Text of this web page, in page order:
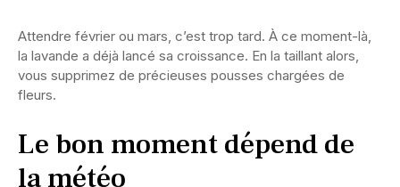
Attendre février ou mars, c’est trop tard. À ce moment-là,
la lavande a déjà lancé sa croissance. En la taillant alors,
vous supprimez de précieuses pousses chargées de
fleurs.
Le bon moment dépend de
la météo